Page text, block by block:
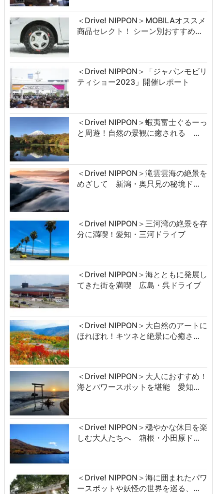
＜Drive! NIPPON＞MOBILAオススメ
商品セレクト！ シーン別おすすめ…
＜Drive! NIPPON＞「ジャパンモビリ
ティショー2023」開催レポート
＜Drive! NIPPON＞蝦夷富士ぐるーっ
と周遊！自然の景観に癒される …
＜Drive! NIPPON＞滝雲雲海の絶景を
めざして 新潟・奥只見の秘境ド…
＜Drive! NIPPON＞三河湾の絶景を存
分に満喫！愛知・三河ドライブ
＜Drive! NIPPON＞海とともに発展し
てきた街を満喫 広島・呉ドライブ
＜Drive! NIPPON＞大自然のアートに
ほれぼれ！キツネと絶景に心癒さ…
＜Drive! NIPPON＞大人におすすめ！
海とパワースポットを堪能 愛知…
＜Drive! NIPPON＞穏やかな休日を楽
しむ大人たちへ 箱根・小田原ド…
＜Drive! NIPPON＞海に囲まれたパワ
ースポットや妖怪の世界を巡る、…